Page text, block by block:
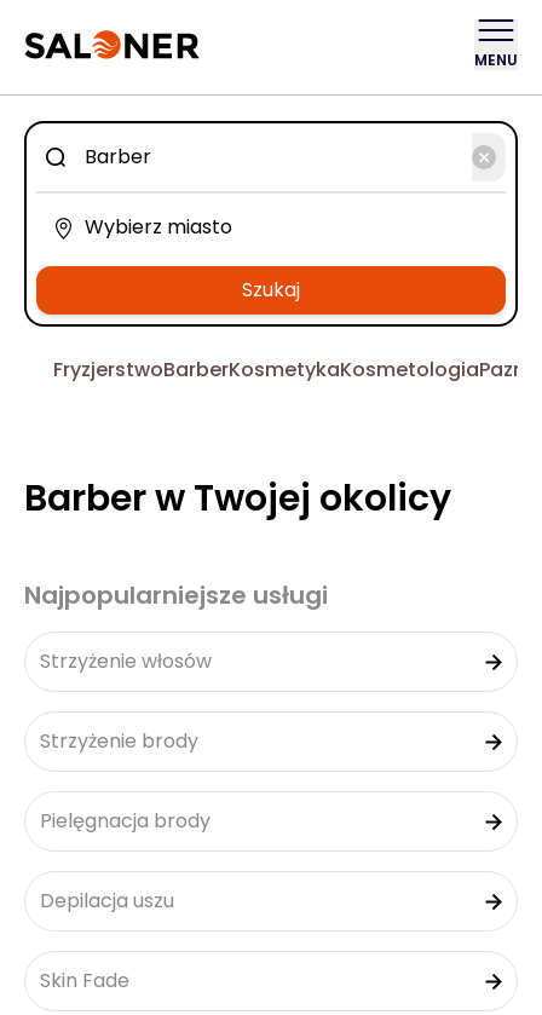
MENU
Szukaj
FryzjerstwoBarberKosmetykaKosmetologia
Barber w Twojej okolicy
Najpopularniejsze usługi
Strzyżenie włosów
Strzyżenie brody
Pielęgnacja brody
Depilacja uszu
Skin Fade